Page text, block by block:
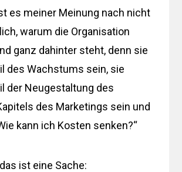
es meiner Meinung nach nicht
warum die Organisation
ganz dahinter steht, denn sie
des Wachstums sein, sie
der Neugestaltung des
des Marketings sein und
kann ich Kosten senken?“
ist eine Sache: